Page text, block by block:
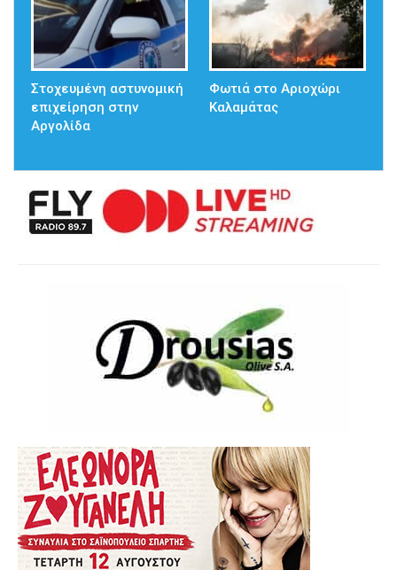
Στοχευμένη αστυνομική
επιχείρηση στην
Αργολίδα
Φωτιά στο Αριοχώρι
Καλαμάτας